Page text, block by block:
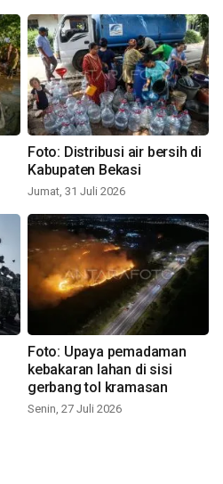
Foto: Distribusi air bersih di
Kabupaten Bekasi
Jumat, 31 Juli 2026
Foto: Upaya pemadaman
kebakaran lahan di sisi
gerbang tol kramasan
Senin, 27 Juli 2026